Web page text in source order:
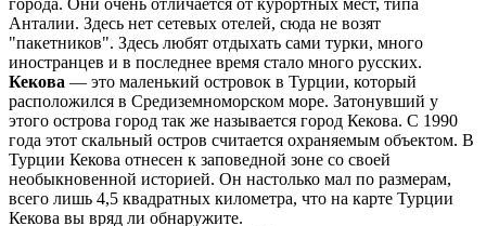
Анталии. Здесь нет сетевых отелей, сюда не возят
"пакетников". Здесь любят отдыхать сами турки, много
иностранцев и в последнее время стало много русских.
Кекова — это маленький островок в Турции, который
расположился в Средиземноморском море. Затонувший у
этого острова город так же называется город Кекова. С 1990
года этот скальный остров считается охраняемым объектом. В
Турции Кекова отнесен к заповедной зоне со своей
необыкновенной историей. Он настолько мал по размерам,
всего лишь 4,5 квадратных километра, что на карте Турции
Кекова вы вряд ли обнаружите.